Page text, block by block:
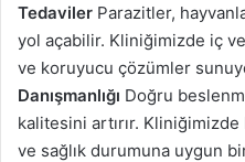
Tedaviler Parazitler,
yol açabilir. Kliniğimizde iç
ve koruyucu çözümler
Danışmanlığı Doğru
kalitesini artırır. Kliniğimizde
ve sağlık durumuna uygun